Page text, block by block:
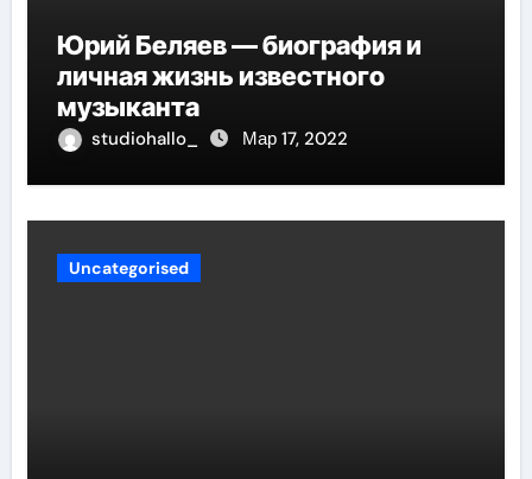
Юрий Беляев — биография и
личная жизнь известного
музыканта
studiohallo_ Мар 17, 2022
Uncategorised